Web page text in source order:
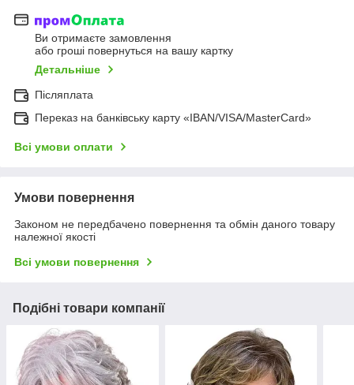
Ви отримаєте замовлення
або гроші повернуться на вашу картку
Детальніше
Післяплата
Переказ на банківську карту «IBAN/VISA/MasterCard»
Всі умови оплати
Умови повернення
Законом не передбачено повернення та обмін даного товару
належної якості
Всі умови повернення
Подібні товари компанії